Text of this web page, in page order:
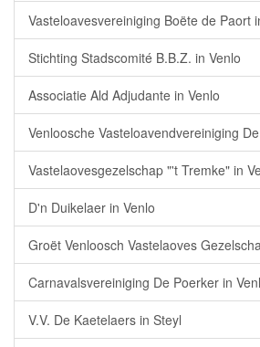
Vasteloavesvereiniging Boëte de Paort
Stichting Stadscomité B.B.Z. in Venlo
Associatie Ald Adjudante in Venlo
Venloosche Vasteloavendvereiniging
Vastelaovesgezelschap "'t Tremke" in
D'n Duikelaer in Venlo
Groët Venloosch Vastelaoves
Carnavalsvereiniging De Poerker in
V.V. De Kaetelaers in Steyl